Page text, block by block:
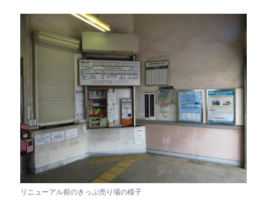
リニューアル前のきっぷ売り場の様子